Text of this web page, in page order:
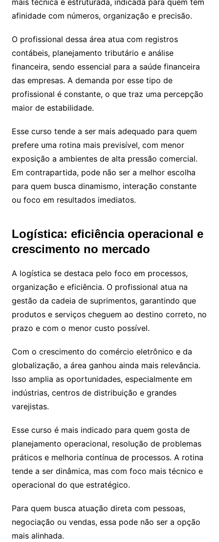
mais técnica e estruturada, indicada para quem tem
afinidade com números, organização e precisão.
O profissional dessa área atua com registros
contábeis, planejamento tributário e análise
financeira, sendo essencial para a saúde financeira
das empresas. A demanda por esse tipo de
profissional é constante, o que traz uma percepção
maior de estabilidade.
Esse curso tende a ser mais adequado para quem
prefere uma rotina mais previsível, com menor
exposição a ambientes de alta pressão comercial.
Em contrapartida, pode não ser a melhor escolha
para quem busca dinamismo, interação constante
ou foco em resultados imediatos.
Logística: eficiência operacional e
crescimento no mercado
A logística se destaca pelo foco em processos,
organização e eficiência. O profissional atua na
gestão da cadeia de suprimentos, garantindo que
produtos e serviços cheguem ao destino correto, no
prazo e com o menor custo possível.
Com o crescimento do comércio eletrônico e da
globalização, a área ganhou ainda mais relevância.
Isso amplia as oportunidades, especialmente em
indústrias, centros de distribuição e grandes
varejistas.
Esse curso é mais indicado para quem gosta de
planejamento operacional, resolução de problemas
práticos e melhoria contínua de processos. A rotina
tende a ser dinâmica, mas com foco mais técnico e
operacional do que estratégico.
Para quem busca atuação direta com pessoas,
negociação ou vendas, essa pode não ser a opção
mais alinhada.